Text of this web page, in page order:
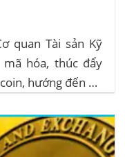
quan Tài sản Kỹ
hóa, thúc đẩy
hướng đến hệ